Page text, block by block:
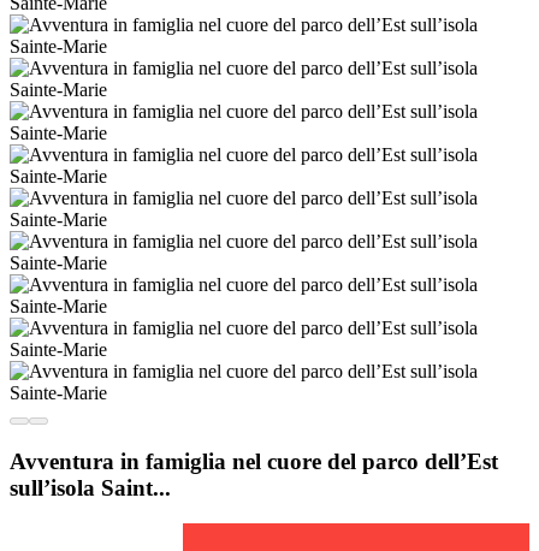
Avventura in famiglia nel cuore del parco dell’Est
sull’isola Saint...